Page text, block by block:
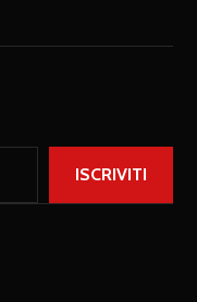
ISCRIVITI